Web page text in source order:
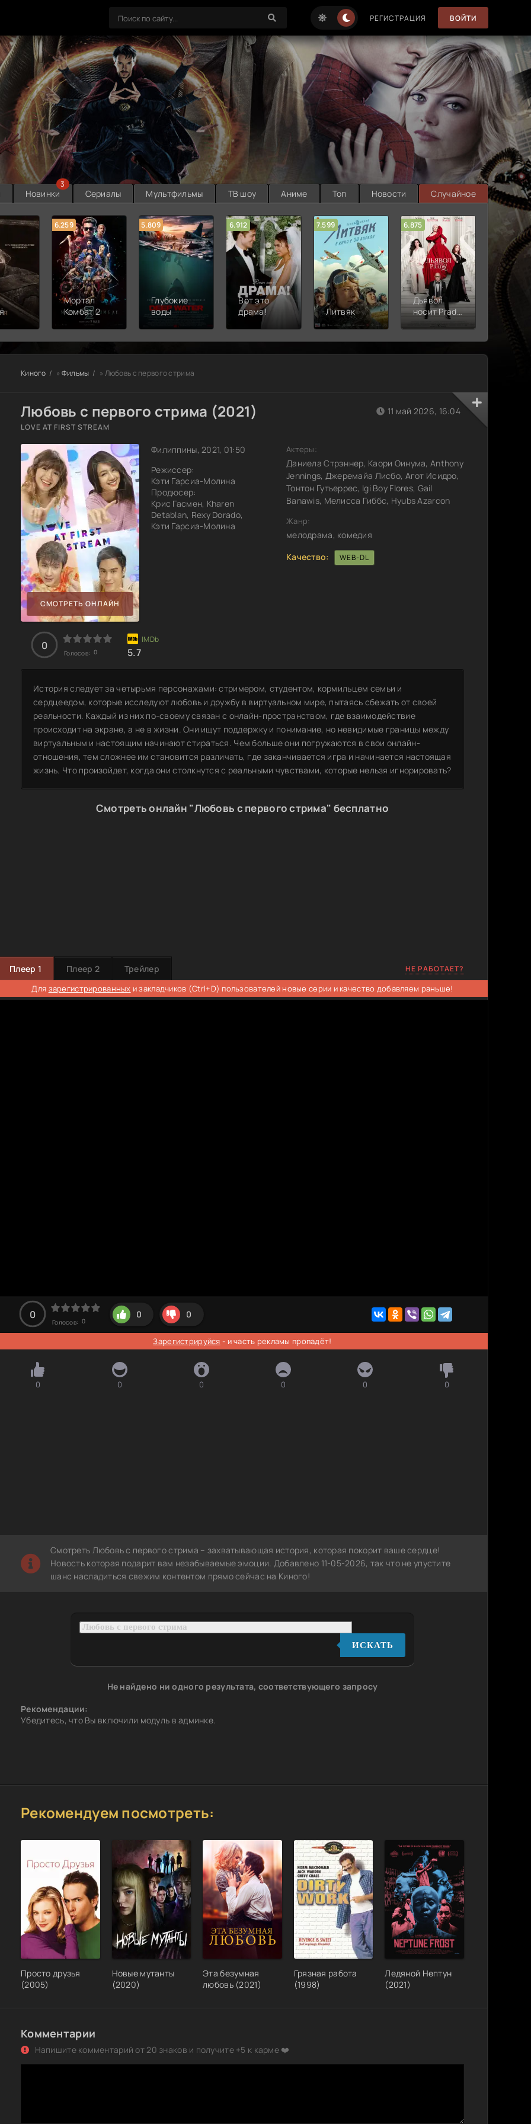
РЕГИСТРАЦИЯ ВОЙТИ
Новинки
3
Сериалы Мультфильмы ТВ шоу Аниме Топ Новости Случайное
6.259
Мортал
Комбат 2
5.809
Глубокие
воды
6.912
Вот это
драма!
7.599
Литвяк
6.875
Дьявол
носит Prada
2
6.314
Киного » Фильмы » Любовь с первого стрима
Любовь с первого стрима (2021)
LOVE AT FIRST STREAM
СМОТРЕТЬ ОНЛАЙН
Филиппины, 2021, 01:50
Режиссер:
Кэти Гарсиа-Молина
Продюсер:
Крис Гасмен, Kharen
Detablan, Rexy Dorado,
Кэти Гарсиа-Молина
11 май 2026, 16:04
Актеры:
Даниела Стрэннер, Каори Оинума, Anthony
Jennings, Джеремайа Лисбо, Агот Исидро,
Тонтон Гутьеррес, Igi Boy Flores, Gail
Banawis, Мелисса Гиббс, Hyubs Azarcon
Жанр:
мелодрама, комедия
Качество:
WEB-DL
0
Голосов: 0 5.7
История следует за четырьмя персонажами: стримером, студентом, кормильцем семьи и
сердцеедом, которые исследуют любовь и дружбу в виртуальном мире, пытаясь сбежать от своей
реальности. Каждый из них по-своему связан с онлайн-пространством, где взаимодействие
происходит на экране, а не в жизни. Они ищут поддержку и понимание, но невидимые границы между
виртуальным и настоящим начинают стираться. Чем больше они погружаются в свои онлайн-
отношения, тем сложнее им становится различать, где заканчивается игра и начинается настоящая
жизнь. Что произойдет, когда они столкнутся с реальными чувствами, которые нельзя игнорировать?
Смотреть онлайн "Любовь с первого стрима" бесплатно
Плеер 1 Плеер 2 Трейлер НЕ РАБОТАЕТ?
Для зарегистрированных и закладчиков (Ctrl+D) пользователей новые серии и качество добавляем раньше!
0
Голосов: 0
0 0
Зарегистрируйся - и часть рекламы пропадёт!
0 0 0 0 0 0
Смотреть Любовь с первого стрима – захватывающая история, которая покорит ваше сердце!
Новость которая подарит вам незабываемые эмоции. Добавлено 11-05-2026, так что не упустите
шанс насладиться свежим контентом прямо сейчас на Киного!
ИСКАТЬ
Не найдено ни одного результата, соответствующего запросу
Рекомендации:
Убедитесь, что Вы включили модуль в админке.
Рекомендуем посмотреть:
Просто друзья
(2005)
Новые мутанты
(2020)
Эта безумная
любовь (2021)
Грязная работа
(1998)
Ледяной Нептун
(2021)
Комментарии
Напишите комментарий от 20 знаков и получите +5 к карме ❤️